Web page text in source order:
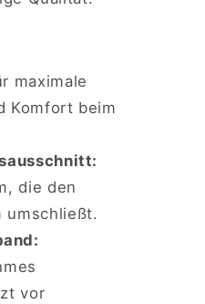
maximale
Komfort beim
die den
umschließt.
vor